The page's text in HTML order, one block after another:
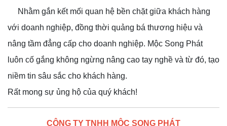
Nhằm gắn kết mối quan hệ bền chặt giữa khách hàng
với doanh nghiệp, đồng thời quảng bá thương hiệu và
nâng tầm đẳng cấp cho doanh nghiệp. Mộc Song Phát
luôn cố gắng không ngừng nâng cao tay nghề và từ đó, tạo
niềm tin sâu sắc cho khách hàng.
Rất mong sự ủng hộ của quý khách!
CÔNG TY TNHH MỘC SONG PHÁT